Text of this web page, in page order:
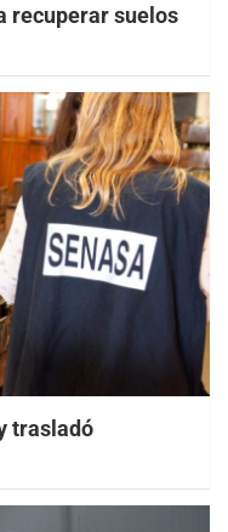
recuperar suelos
trasladó